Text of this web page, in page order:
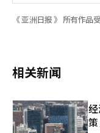
《 亚洲日报 》 所有作品
相关新闻